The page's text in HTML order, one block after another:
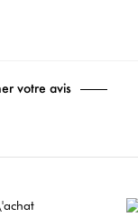
votre avis